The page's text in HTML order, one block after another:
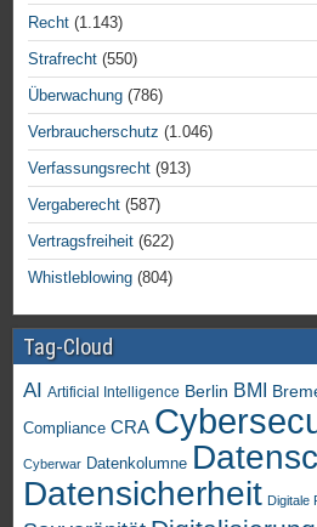
Recht (1.143)
Strafrecht (550)
Überwachung (786)
Verbraucherschutz (1.046)
Verfassungsrecht (913)
Vergaberecht (587)
Vertragsfreiheit (622)
Whistleblowing (804)
Tag-Cloud
AI Artificial Intelligence Berlin BMI
Compliance CRA
Cyberwar Datenkolumne
Datensicherheit Digitale